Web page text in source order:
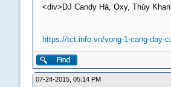
<div>DJ Candy Hà, Oxy, Thúy
https://tct.info.vn/vong-1-cang-day-
07-24-2015, 05:14 PM